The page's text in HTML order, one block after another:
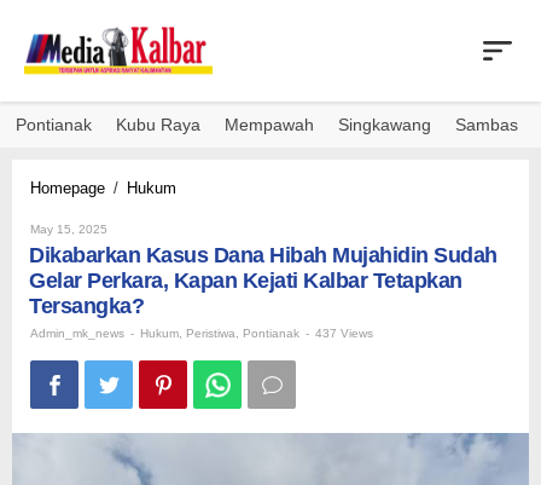
content
Pontianak Kubu Raya Mempawah Singkawang Sambas
Homepage / Hukum
Hibah
Mujahidin
Sudah
Perkara,
Kapan
Kejati
Kalbar
May 15, 2025
Dikabarkan Kasus Dana Hibah Mujahidin Sudah
Gelar Perkara, Kapan Kejati Kalbar Tetapkan
Tersangka?
Admin_mk_news - Hukum Peristiwa Pontianak - 437 Views